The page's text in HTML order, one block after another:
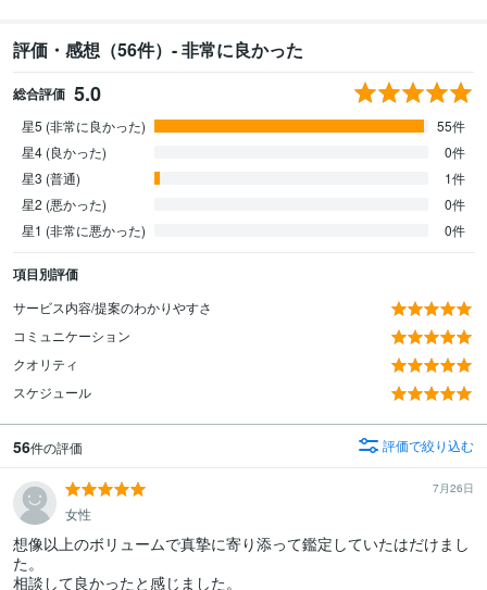
評価・感想（56件）- 非常に良かった
総合評価 5.0
星5 (非常に良かった)
55件
星4 (良かった)
0件
星3 (普通)
1件
星2 (悪かった)
0件
星1 (非常に悪かった)
0件
項目別評価
サービス内容/提案のわかりやすさ
コミュニケーション
クオリティ
スケジュール
56件の評価 評価で絞り込む
7月26日
女性
想像以上のボリュームで真摯に寄り添って鑑定していたはだけまし
た。